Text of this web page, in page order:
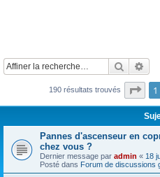
190 résultats trouvés Page
1
Pannes d'ascenseur en
chez vous ?
Dernier message par admin « 18
Posté dans Forum de discussions